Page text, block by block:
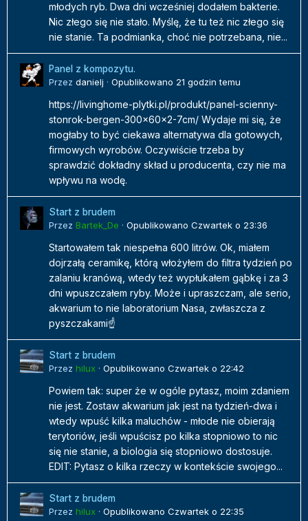
młodych ryb. Dwa dni wcześniej dodałem bakterie.
Nic złego się nie stało. Myślę, że tu też nic złego się
nie stanie. Ta podmianka, choć nie potrzebana, nie...
Panel z kompozytu.
Przez danielj · Opublikowano 21 godzin temu
https://livinghome-plytki.pl/produkt/panel-scienny-
stonrok-bergen-300x60x2-7cm/ Wydaje mi się, że
mogłaby to być ciekawa alternatywa dla gotowych,
firmowych wyrobów. Oczywiście trzeba by
sprawdzić dokładny skład u producenta, czy nie ma
wpływu na wodę.
Start z brudem
Przez Bartek_De · Opublikowano Czwartek o 23:36
Startowałem tak niespełna 600 litrów. Ok, miałem
dojrzałą ceramikę, którą włożyłem do filtra tydzień po
zalaniu kranówą, wtedy też wypłukałem gąbkę i za 3
dni wpuszczałem ryby. Może i upraszczam, ale serio,
akwarium to nie laboratorium Nasa, zwłaszcza z
pyszczakami☝️
Start z brudem
Przez hilux · Opublikowano Czwartek o 22:42
Powiem tak: super że w ogóle pytasz, moim zdaniem
nie jest. Zostaw akwarium jak jest na tydzień-dwa i
wtedy wpuść kilka maluchów - młode nie obierają
terytoriów, jeśli wpuścisz po kilka stopniowo to nic
się nie stanie, a biologia się stopniowo dostosuje.
EDIT: Pytasz o kilka rzeczy w kontekście swojego...
Start z brudem
Przez hilux · Opublikowano Czwartek o 22:35